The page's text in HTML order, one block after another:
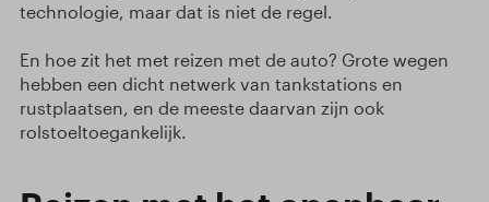
technologie, maar dat is niet de regel.
En hoe zit het met reizen met de auto? Grote wegen
hebben een dicht netwerk van tankstations en
rustplaatsen, en de meeste daarvan zijn ook
rolstoeltoegankelijk.